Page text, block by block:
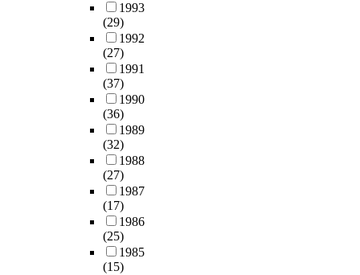
1993
(29)
1992
(27)
1991
(37)
1990
(36)
1989
(32)
1988
(27)
1987
(17)
1986
(25)
1985
(15)